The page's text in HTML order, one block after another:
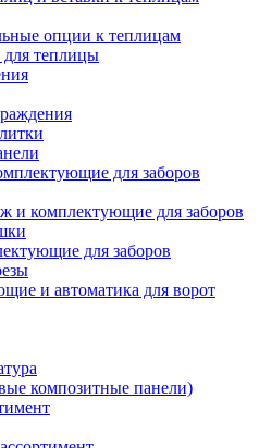
опции к теплицам
для теплицы
для заборов
и комплектующие для заборов
для заборов
и автоматика для ворот
композитные панели)